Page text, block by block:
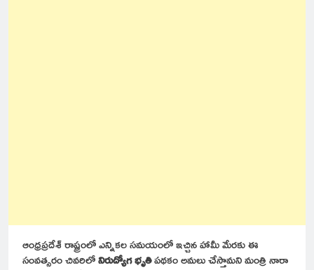
ఆంధ్రప్రదేశ్ రాష్ట్రంలో ఎన్నికల సమయంలో ఇచ్చిన హామీ మేరకు ఈ
సంవత్సరం చివరిలోనిరుద్యోగ భృతిపథకం అమలు చేస్తామని మంత్రి నారా